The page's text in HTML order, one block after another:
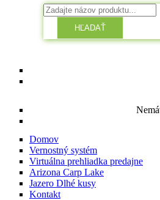
HĽADAŤ
Domov
Vernostný systém
Virtuálna prehliadka predajne
Arizona Carp Lake
Jazero Dlhé kusy
Kontakt